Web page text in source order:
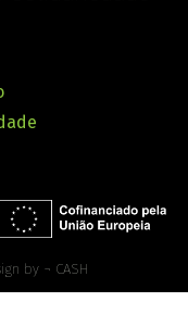
by ¬ CASH